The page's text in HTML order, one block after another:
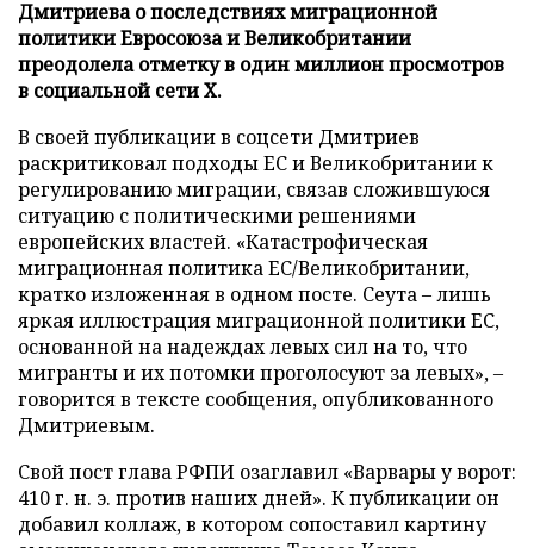
Дмитриева о последствиях миграционной
политики Евросоюза и Великобритании
преодолела отметку в один миллион просмотров
в социальной сети X.
В своей публикации в соцсети Дмитриев
раскритиковал подходы ЕС и Великобритании к
регулированию миграции, связав сложившуюся
ситуацию с политическими решениями
европейских властей. «Катастрофическая
миграционная политика ЕС/Великобритании,
кратко изложенная в одном посте. Сеута – лишь
яркая иллюстрация миграционной политики ЕС,
основанной на надеждах левых сил на то, что
мигранты и их потомки проголосуют за левых», –
говорится в тексте сообщения, опубликованного
Дмитриевым.
Свой пост глава РФПИ озаглавил «Варвары у ворот:
410 г. н. э. против наших дней». К публикации он
добавил коллаж, в котором сопоставил картину